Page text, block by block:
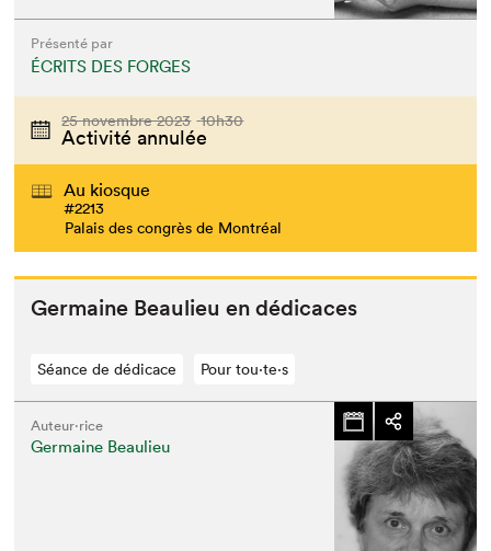
Présenté par
ÉCRITS DES FORGES
25 novembre 2023 10h30
Activité annulée
Au kiosque
#2213
Palais des congrès de Montréal
Ger­maine Beaulieu en dédicaces
Séance de dédicace Pour tou⋅te⋅s
Auteur·rice
Germaine Beaulieu